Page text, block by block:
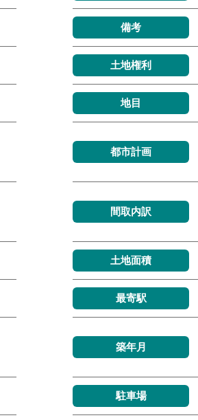
備考
土地権利
地目
都市計画
間取内訳
土地面積
最寄駅
築年月
駐車場